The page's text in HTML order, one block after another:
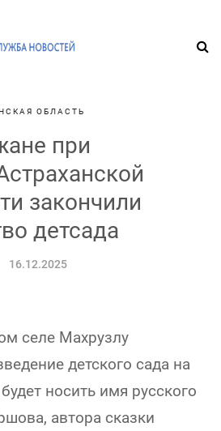
ОБЛАСТЬ
при
закончили
детсада
16.12.2025
селе Махрузлу
детского сада на
носить имя русского
автора сказки